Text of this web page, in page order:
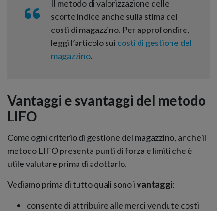
Il metodo di valorizzazione delle
scorte indice anche sulla stima dei
costi di magazzino. Per approfondire,
leggi l’articolo sui costi di gestione del
magazzino.
Vantaggi e svantaggi del metodo
LIFO
Come ogni criterio di gestione del magazzino, anche il
metodo LIFO presenta punti di forza e limiti che è
utile valutare prima di adottarlo.
Vediamo prima di tutto quali sono ivantaggi:
consente di attribuire alle merci vendute costi